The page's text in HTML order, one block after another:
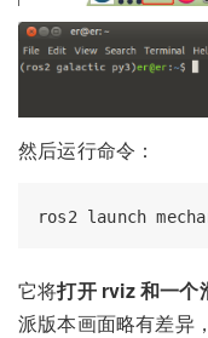
然后运行命令：
它将打开 rviz 和一个
派版本画面略有差异